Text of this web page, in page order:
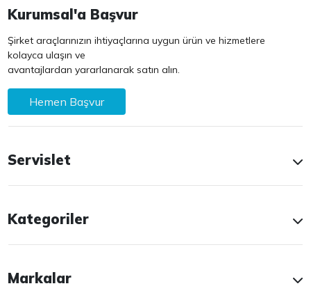
Kurumsal'a Başvur
Şirket araçlarınızın ihtiyaçlarına uygun ürün ve hizmetlere
kolayca ulaşın ve
avantajlardan yararlanarak satın alın.
Hemen Başvur
Servislet
Kategoriler
Markalar